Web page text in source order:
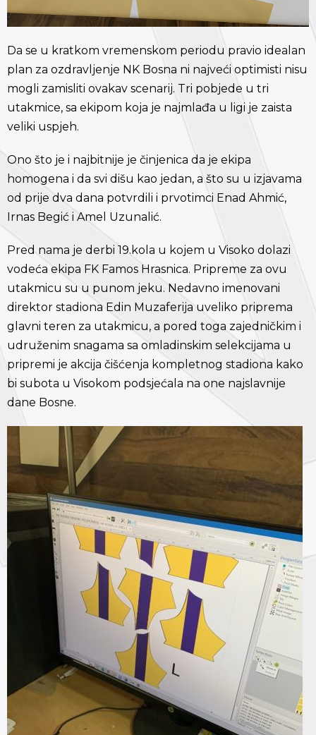
Da se u kratkom vremenskom periodu pravio idealan
plan za ozdravljenje NK Bosna ni najveći optimisti nisu
mogli zamisliti ovakav scenarij. Tri pobjede u tri
utakmice, sa ekipom koja je najmlađa u ligi je zaista
veliki uspjeh.
Ono što je i najbitnije je činjenica da je ekipa
homogena i da svi dišu kao jedan, a što su u izjavama
od prije dva dana potvrdili i prvotimci Enad Ahmić,
Irnas Begić i Amel Uzunalić.
Pred nama je derbi 19.kola u kojem u Visoko dolazi
vodeća ekipa FK Famos Hrasnica. Pripreme za ovu
utakmicu su u punom jeku. Nedavno imenovani
direktor stadiona Edin Muzaferija uveliko priprema
glavni teren za utakmicu, a pored toga zajedničkim i
udruženim snagama sa omladinskim selekcijama u
pripremi je akcija čišćenja kompletnog stadiona kako
bi subota u Visokom podsjećala na one najslavnije
dane Bosne.